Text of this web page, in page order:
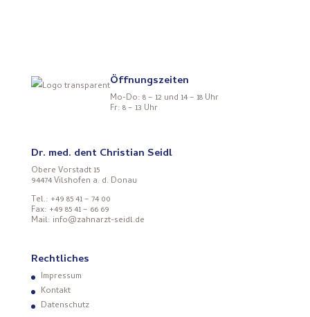
Öffnungszeiten
Mo-Do: 8 – 12 und 14 – 18 Uhr
Fr: 8 – 13 Uhr
Dr. med. dent Christian Seidl
Obere Vorstadt 15
94474 Vilshofen a. d. Donau
Tel.: +49 85 41 – 74 00
Fax: +49 85 41 – 66 69
Mail: info@zahnarzt-seidl.de
Rechtliches
Impressum
Kontakt
Datenschutz